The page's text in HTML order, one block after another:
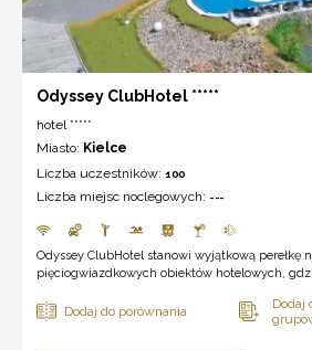
Odyssey ClubHotel *****
hotel *****
Miasto: Kielce
Liczba uczestników: 100
Liczba miejsc noclegowych: ---
Odyssey ClubHotel stanowi wyjątkową perełkę
pięciogwiazdkowych obiektów hotelowych,